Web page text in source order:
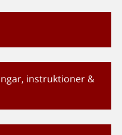
instruktioner &